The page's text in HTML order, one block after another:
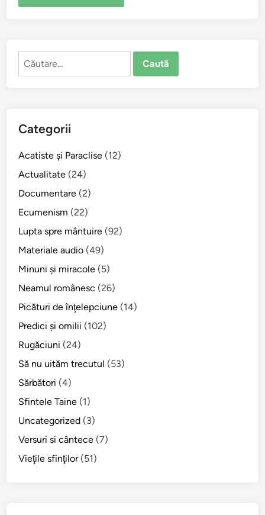
Caută
Categorii
Acatiste şi Paraclise (12)
Actualitate (24)
Documentare (2)
Ecumenism (22)
Lupta spre mântuire (92)
Materiale audio (49)
Minuni şi miracole (5)
Neamul românesc (26)
Picături de înţelepciune (14)
Predici şi omilii (102)
Rugăciuni (24)
Să nu uităm trecutul (53)
Sărbători (4)
Sfintele Taine (1)
Uncategorized (3)
Versuri si cântece (7)
Vieţile sfinţilor(51)